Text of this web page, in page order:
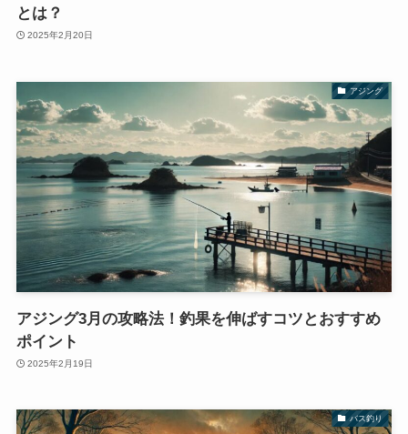
とは？
2025年2月20日
アジング
アジング3月の攻略法！釣果を伸ばすコツとおすすめ
ポイント
2025年2月19日
バス釣り